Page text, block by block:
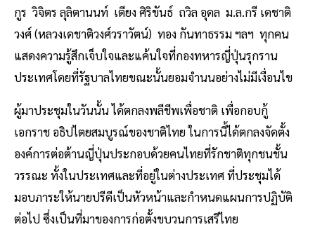
กูร วิจิตร ลุลิตานนท์ เตียง ศิริขันธ์ ถวิล อุดล ม.ล.กรี เดชาติ
วงศ์ (หลวงเดชาติวงศ์วราวัตน์) ทอง กันทาธรรม ฯลฯ ทุกคน
แสดงความรู้สึกเจ็บใจและแค้นใจที่กองทหารญี่ปุ่นรุกราน
ประเทศโดยที่รัฐบาลไทยขณะนั้นยอมจำนนอย่างไม่มีเงื่อนไข
ผู้มาประชุมในวันนั้น ได้ตกลงพลีชีพเพื่อชาติ เพื่อกอบกู้
เอกราช อธิปไตยสมบูรณ์ของชาติไทย ในการนี้ได้ตกลงจัดตั้ง
องค์การต่อต้านญี่ปุ่นประกอบด้วยคนไทยที่รักชาติทุกชนชั้น
วรรณะ ทั้งในประเทศและที่อยู่ในต่างประเทศ ที่ประชุมได้
มอบภาระให้นายปรีดีเป็นหัวหน้าและกำหนดแผนการปฏิบัติ
ต่อไป ซึ่งเป็นที่มาของการก่อตั้งขบวนการเสรีไทย